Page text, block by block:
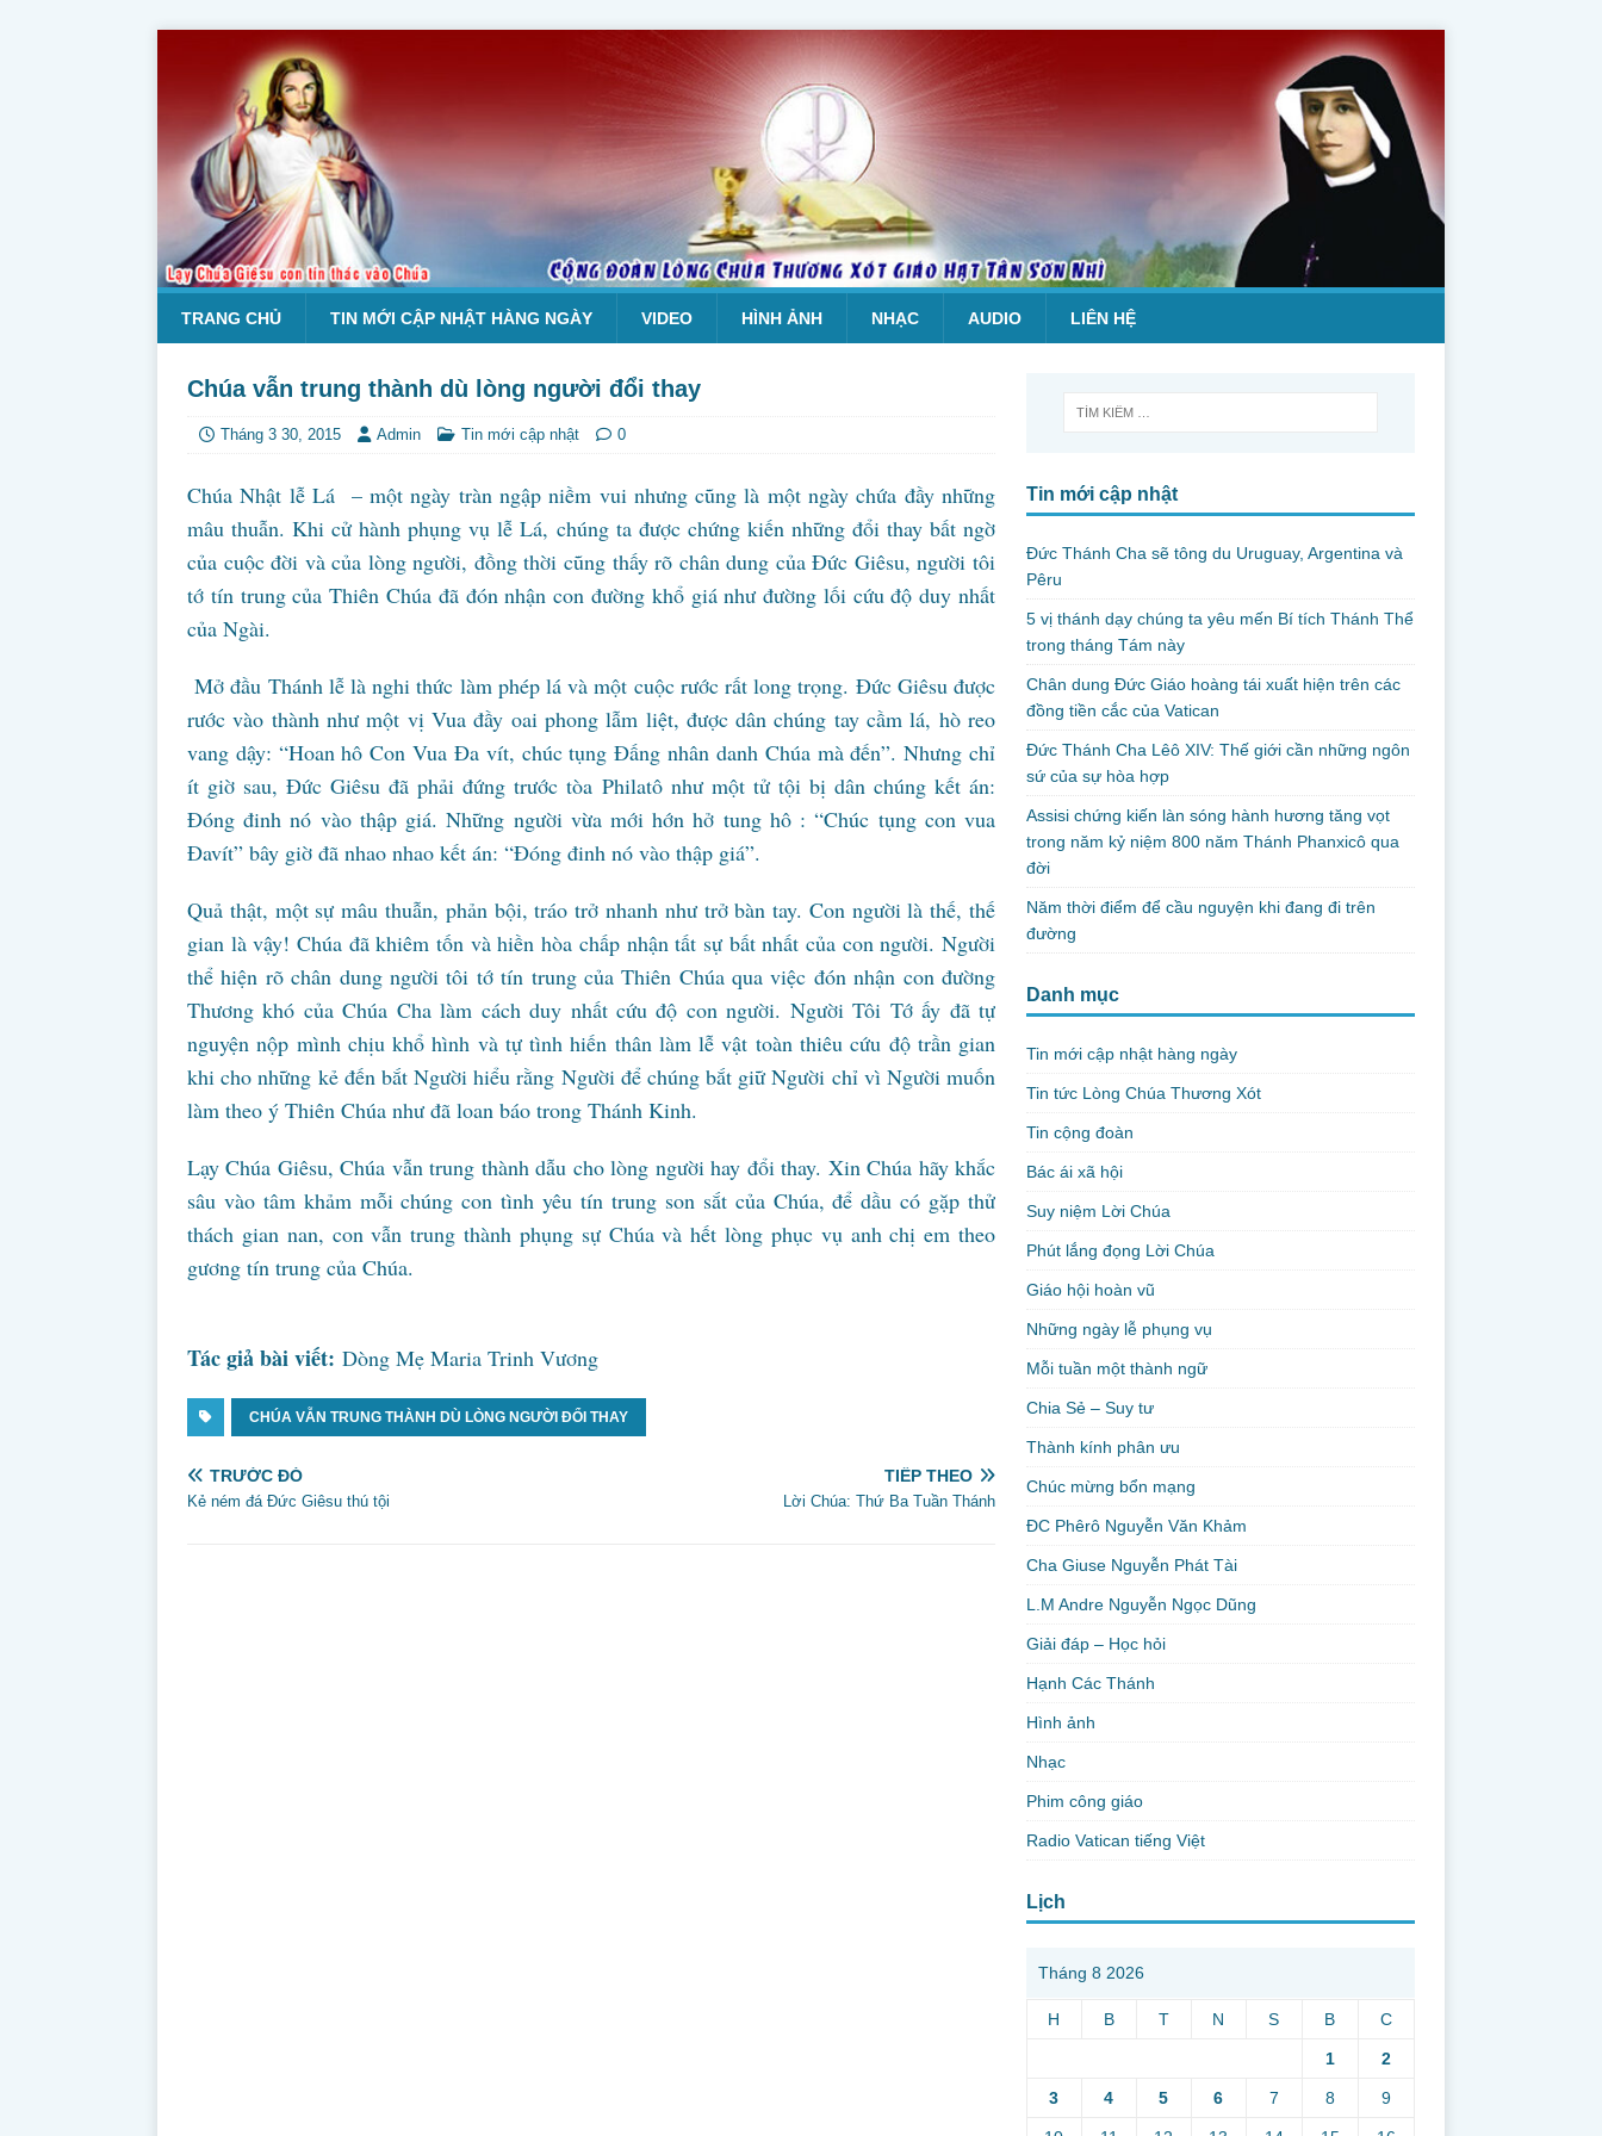
TRANG CHỦ TIN MỚI CẬP NHẬT HÀNG NGÀY VIDEO HÌNH ẢNH NHẠC AUDIO LIÊN HỆ
Chúa vẫn trung thành dù lòng người đổi thay
Tháng 3 30, 2015 Admin Tin mới cập nhật 0
Chúa Nhật lễ Lá – một ngày tràn ngập niềm vui nhưng cũng là một ngày chứa đầy những
mâu thuẫn. Khi cử hành phụng vụ lễ Lá, chúng ta được chứng kiến những đổi thay bất ngờ
của cuộc đời và của lòng người, đồng thời cũng thấy rõ chân dung của Đức Giêsu, người tôi
tớ tín trung của Thiên Chúa đã đón nhận con đường khổ giá như đường lối cứu độ duy nhất
của Ngài.
Mở đầu Thánh lễ là nghi thức làm phép lá và một cuộc rước rất long trọng. Đức Giêsu được
rước vào thành như một vị Vua đầy oai phong lẫm liệt, được dân chúng tay cầm lá, hò reo
vang dậy: “Hoan hô Con Vua Đa vít, chúc tụng Đấng nhân danh Chúa mà đến”. Nhưng chỉ
ít giờ sau, Đức Giêsu đã phải đứng trước tòa Philatô như một tử tội bị dân chúng kết án:
Đóng đinh nó vào thập giá. Những người vừa mới hớn hở tung hô : “Chúc tụng con vua
Đavít” bây giờ đã nhao nhao kết án: “Đóng đinh nó vào thập giá”.
Quả thật, một sự mâu thuẫn, phản bội, tráo trở nhanh như trở bàn tay. Con người là thế, thế
gian là vậy! Chúa đã khiêm tốn và hiền hòa chấp nhận tất sự bất nhất của con người. Người
thể hiện rõ chân dung người tôi tớ tín trung của Thiên Chúa qua việc đón nhận con đường
Thương khó của Chúa Cha làm cách duy nhất cứu độ con người. Người Tôi Tớ ấy đã tự
nguyện nộp mình chịu khổ hình và tự tình hiến thân làm lễ vật toàn thiêu cứu độ trần gian
khi cho những kẻ đến bắt Người hiểu rằng Người để chúng bắt giữ Người chỉ vì Người muốn
làm theo ý Thiên Chúa như đã loan báo trong Thánh Kinh.
Lạy Chúa Giêsu, Chúa vẫn trung thành dẫu cho lòng người hay đổi thay. Xin Chúa hãy khắc
sâu vào tâm khảm mỗi chúng con tình yêu tín trung son sắt của Chúa, để dầu có gặp thử
thách gian nan, con vẫn trung thành phụng sự Chúa và hết lòng phục vụ anh chị em theo
gương tín trung của Chúa.
Tác giả bài viết: Dòng Mẹ Maria Trinh Vương
CHÚA VẪN TRUNG THÀNH DÙ LÒNG NGƯỜI ĐỔI THAY
TRƯỚC ĐÓ
Kẻ ném đá Đức Giêsu thú tội
TIẾP THEO
Lời Chúa: Thứ Ba Tuần Thánh
Tin mới cập nhật
Đức Thánh Cha sẽ tông du Uruguay, Argentina và
Pêru
5 vị thánh dạy chúng ta yêu mến Bí tích Thánh Thể
trong tháng Tám này
Chân dung Đức Giáo hoàng tái xuất hiện trên các
đồng tiền cắc của Vatican
Đức Thánh Cha Lêô XIV: Thế giới cần những ngôn
sứ của sự hòa hợp
Assisi chứng kiến làn sóng hành hương tăng vọt
trong năm kỷ niệm 800 năm Thánh Phanxicô qua
đời
Năm thời điểm để cầu nguyện khi đang đi trên
đường
Danh mục
Tin mới cập nhật hàng ngày
Tin tức Lòng Chúa Thương Xót
Tin cộng đoàn
Bác ái xã hội
Suy niệm Lời Chúa
Phút lắng đọng Lời Chúa
Giáo hội hoàn vũ
Những ngày lễ phụng vụ
Mỗi tuần một thành ngữ
Chia Sẻ – Suy tư
Thành kính phân ưu
Chúc mừng bổn mạng
ĐC Phêrô Nguyễn Văn Khảm
Cha Giuse Nguyễn Phát Tài
L.M Andre Nguyễn Ngọc Dũng
Giải đáp – Học hỏi
Hạnh Các Thánh
Hình ảnh
Nhạc
Phim công giáo
Radio Vatican tiếng Việt
Lịch
Tháng 8 2026
H B T N S B C
1 2
3 4 5 6 7 8 9